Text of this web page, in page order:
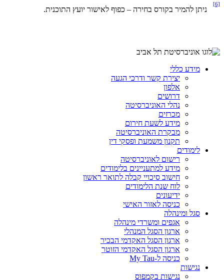
[6]
ניתן להמיר בקורס בחירה – כפוף לאישור יועץ התוכנית.
מידע כללי
יצירת קשר ודרכי הגעה
אלפון
דרושים
נהלי האוניברסיטה
מכרזים
מידע לשעת חירום
מבקרת האוניברסיטה
תקנון משמעת ופסקי דין
לימודים
רישום לאוניברסיטה
מידע למתעניינים בלימודים
חישוב סיכויי קבלה לתואר ראשון
לוח שנת הלימודים
ידיעונים
כניסה לאזור האישי
סגל ומינהלה
אגפים ומשרדי מינהלה
ארגון הסגל המנהלי
ארגון הסגל האקדמי הבכיר
ארגון הסגל האקדמי הזוטר
כניסה ל-My Tau
נגישות
נגישות בקמפוס